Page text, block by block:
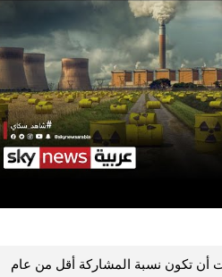
أن تكون نسبة المشاركة أقل من عام